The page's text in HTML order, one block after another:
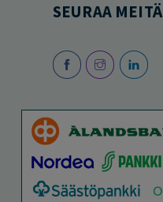
SEURAA MEITÄ